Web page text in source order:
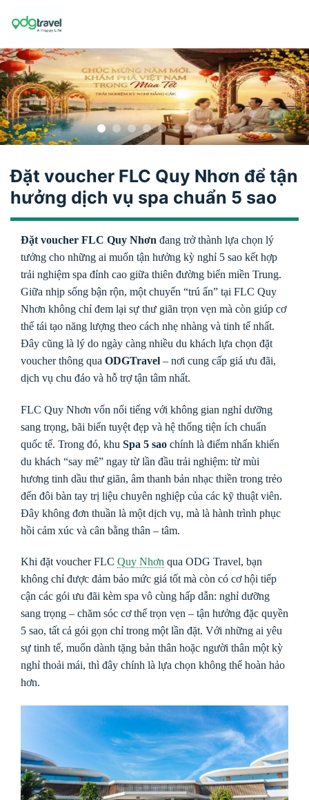
Đặt voucher FLC Quy Nhơn để tận
hưởng dịch vụ spa chuẩn 5 sao
Đặt voucher FLC Quy Nhơn đang trở thành lựa chọn lý
tưởng cho những ai muốn tận hưởng kỳ nghỉ 5 sao kết hợp
trải nghiệm spa đỉnh cao giữa thiên đường biển miền Trung.
Giữa nhịp sống bận rộn, một chuyến “trú ẩn” tại FLC Quy
Nhơn không chỉ đem lại sự thư giãn trọn vẹn mà còn giúp cơ
thể tái tạo năng lượng theo cách nhẹ nhàng và tinh tế nhất.
Đây cũng là lý do ngày càng nhiều du khách lựa chọn đặt
voucher thông qua ODGTravel – nơi cung cấp giá ưu đãi,
dịch vụ chu đáo và hỗ trợ tận tâm nhất.
FLC Quy Nhơn vốn nổi tiếng với không gian nghỉ dưỡng
sang trọng, bãi biển tuyệt đẹp và hệ thống tiện ích chuẩn
quốc tế. Trong đó, khu Spa 5 sao chính là điểm nhấn khiến
du khách “say mê” ngay từ lần đầu trải nghiệm: từ mùi
hương tinh dầu thư giãn, âm thanh bản nhạc thiền trong trẻo
đến đôi bàn tay trị liệu chuyên nghiệp của các kỹ thuật viên.
Đây không đơn thuần là một dịch vụ, mà là hành trình phục
hồi cảm xúc và cân bằng thân – tâm.
Khi đặt voucher FLC Quy Nhơn qua ODG Travel, bạn
không chỉ được đảm bảo mức giá tốt mà còn có cơ hội tiếp
cận các gói ưu đãi kèm spa vô cùng hấp dẫn: nghỉ dưỡng
sang trọng – chăm sóc cơ thể trọn vẹn – tận hưởng đặc quyền
5 sao, tất cả gói gọn chỉ trong một lần đặt. Với những ai yêu
sự tinh tế, muốn dành tặng bản thân hoặc người thân một kỳ
nghỉ thoải mái, thì đây chính là lựa chọn không thể hoàn hảo
hơn.